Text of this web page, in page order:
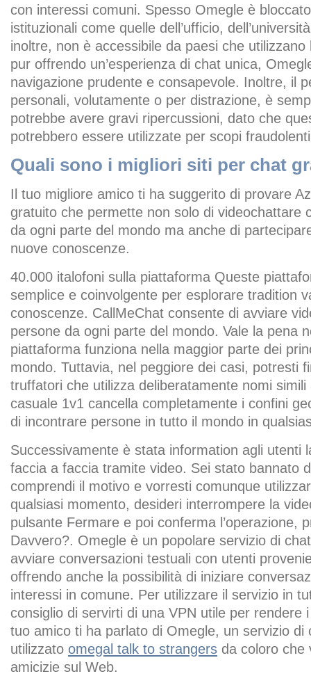
con interessi comuni. Spesso Omegle è
istituzionali come quelle dell’ufficio,
inoltre, non è accessibile da paesi che
pur offrendo un’esperienza di chat unica,
navigazione prudente e consapevole. Inoltre, il
personali, volutamente o per distrazione, è
potrebbe avere gravi ripercussioni, dato che
potrebbero essere utilizzate per scopi
Quali sono i migliori siti per chat
Il tuo migliore amico ti ha suggerito di provare
gratuito che permette non solo di videochattare
da ogni parte del mondo ma anche di
nuove conoscenze.
40.000 italofoni sulla piattaforma Queste
semplice e coinvolgente per esplorare tradition
conoscenze. CallMeChat consente di avviare
persone da ogni parte del mondo. Vale la pena
piattaforma funziona nella maggior parte dei
mondo. Tuttavia, nel peggiore dei casi, potresti
truffatori che utilizza deliberatamente nomi
casuale 1v1 cancella completamente i confini
di incontrare persone in tutto il mondo in
Successivamente è stata information agli utenti
faccia a faccia tramite video. Sei stato bannato
comprendi il motivo e vorresti comunque
qualsiasi momento, desideri interrompere la
pulsante Fermare e poi conferma l’operazione,
Davvero?. Omegle è un popolare servizio di
avviare conversazioni testuali con utenti
offrendo anche la possibilità di iniziare
interessi in comune. Per utilizzare il servizio in
consiglio di servirti di una VPN utile per rendere
tuo amico ti ha parlato di Omegle, un servizio di
utilizzato omegal talk to strangers da coloro che
amicizie sul Web.